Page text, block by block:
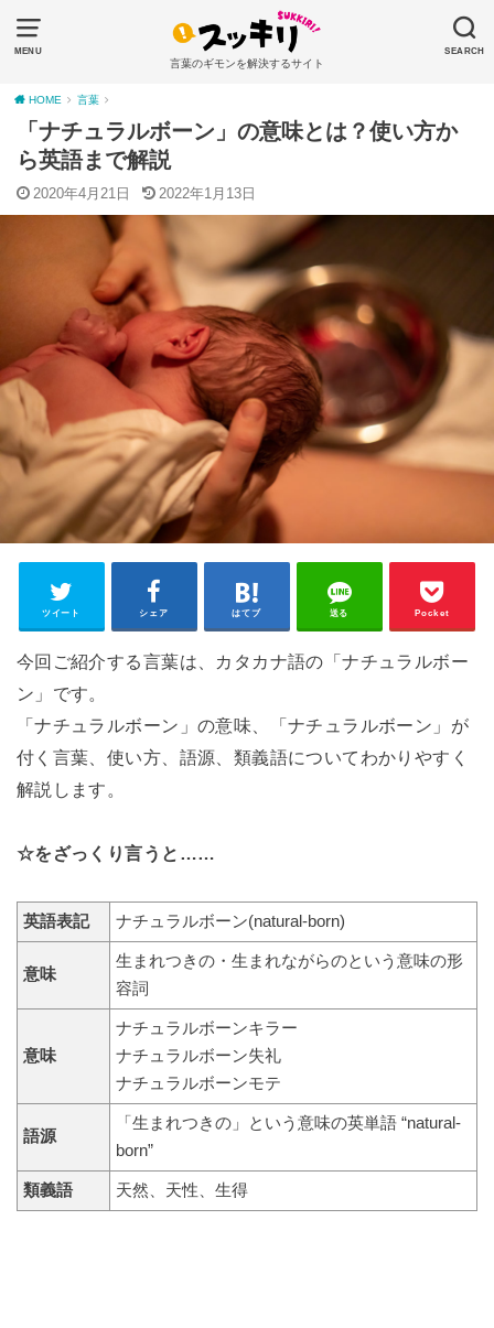
MENU SEARCH
言葉のギモンを解決するサイト
HOME 言葉
「ナチュラルボーン」の意味とは？使い方か
ら英語まで解説
2020年4月21日 2022年1月13日
ツイート シェア はてブ 送る Pocket
今回ご紹介する言葉は、カタカナ語の「ナチュラルボー
ン」です。
「ナチュラルボーン」の意味、「ナチュラルボーン」が
付く言葉、使い方、語源、類義語についてわかりやすく
解説します。
☆をざっくり言うと……
英語表記 ナチュラルボーン(natural‐born)
意味
生まれつきの・生まれながらのという意味の形
容詞
意味
ナチュラルボーンキラー
ナチュラルボーン失礼
ナチュラルボーンモテ
語源
「生まれつきの」という意味の英単語 “natural‐
born”
類義語 天然、天性、生得